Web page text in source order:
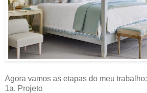
Agora vamos as etapas do meu trabalho:
1a. Projeto